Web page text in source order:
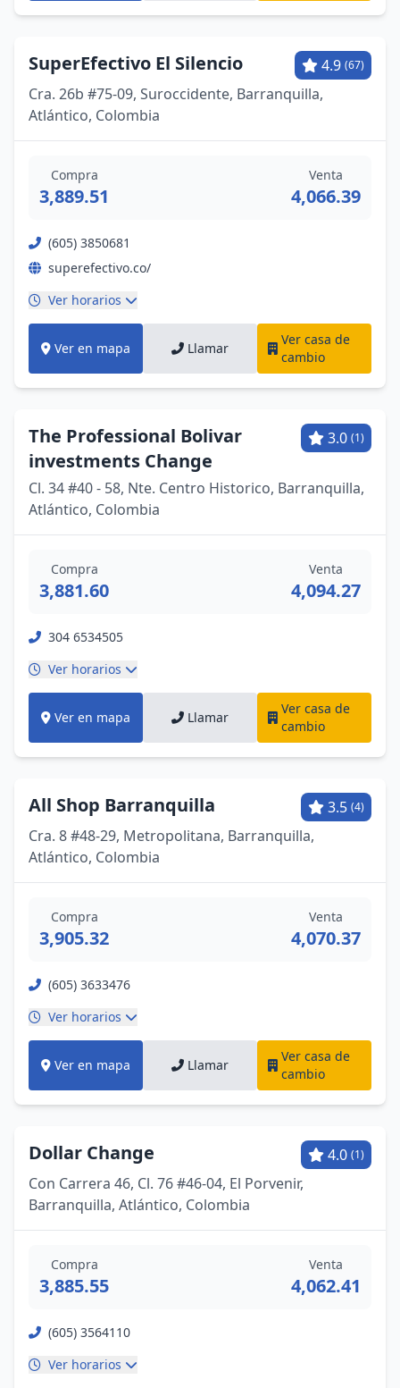
SuperEfectivo El Silencio 4.9 (67)
Cra. 26b #75-09, Suroccidente, Barranquilla,
Atlántico, Colombia
Compra
3,889.51
Venta
4,066.39
(605) 3850681
superefectivo.co/
Ver horarios
Ver en mapa Llamar
Ver casa de
cambio
The Professional Bolivar
investments Change
3.0 (1)
Cl. 34 #40 - 58, Nte. Centro Historico, Barranquilla,
Atlántico, Colombia
Compra
3,881.60
Venta
4,094.27
304 6534505
Ver horarios
Ver en mapa Llamar
Ver casa de
cambio
All Shop Barranquilla 3.5 (4)
Cra. 8 #48-29, Metropolitana, Barranquilla,
Atlántico, Colombia
Compra
3,905.32
Venta
4,070.37
(605) 3633476
Ver horarios
Ver en mapa Llamar
Ver casa de
cambio
Dollar Change 4.0 (1)
Con Carrera 46, Cl. 76 #46-04, El Porvenir,
Barranquilla, Atlántico, Colombia
Compra
3,885.55
Venta
4,062.41
(605) 3564110
Ver horarios